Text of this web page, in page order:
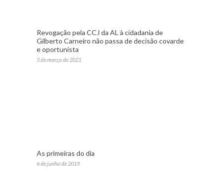
Revogação pela CCJ da AL à cidadania de
Gilberto Carneiro não passa de decisão covarde
e oportunista
5 de março de 2021
As primeiras do dia
6 de junho de 2019